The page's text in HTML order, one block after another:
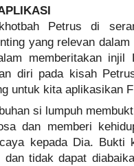
Petrus di
yang relevan
memberitakan
diri pada kisah
untuk kita aplikasikan
si lumpuh
dan memberi
kepada Dia. Bukti
dan tidak dapat